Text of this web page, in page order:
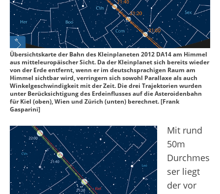
Übersichtskarte der Bahn des Kleinplaneten 2012 DA14 am Himmel
aus mitteleuropäischer Sicht. Da der Kleinplanet sich bereits wieder
von der Erde entfernt, wenn er im deutschsprachigen Raum am
Himmel sichtbar wird, verringern sich sowohl Parallaxe als auch
Winkelgeschwindigkeit mit der Zeit. Die drei Trajektorien wurden
unter Berücksichtigung des Erdeinflusses auf die Asteroidenbahn
für Kiel (oben), Wien und Zürich (unten) berechnet. [Frank
Gasparini]
Mit rund
50m
Durchmes
ser liegt
der vor